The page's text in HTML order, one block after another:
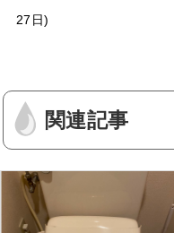
27日
関連記事